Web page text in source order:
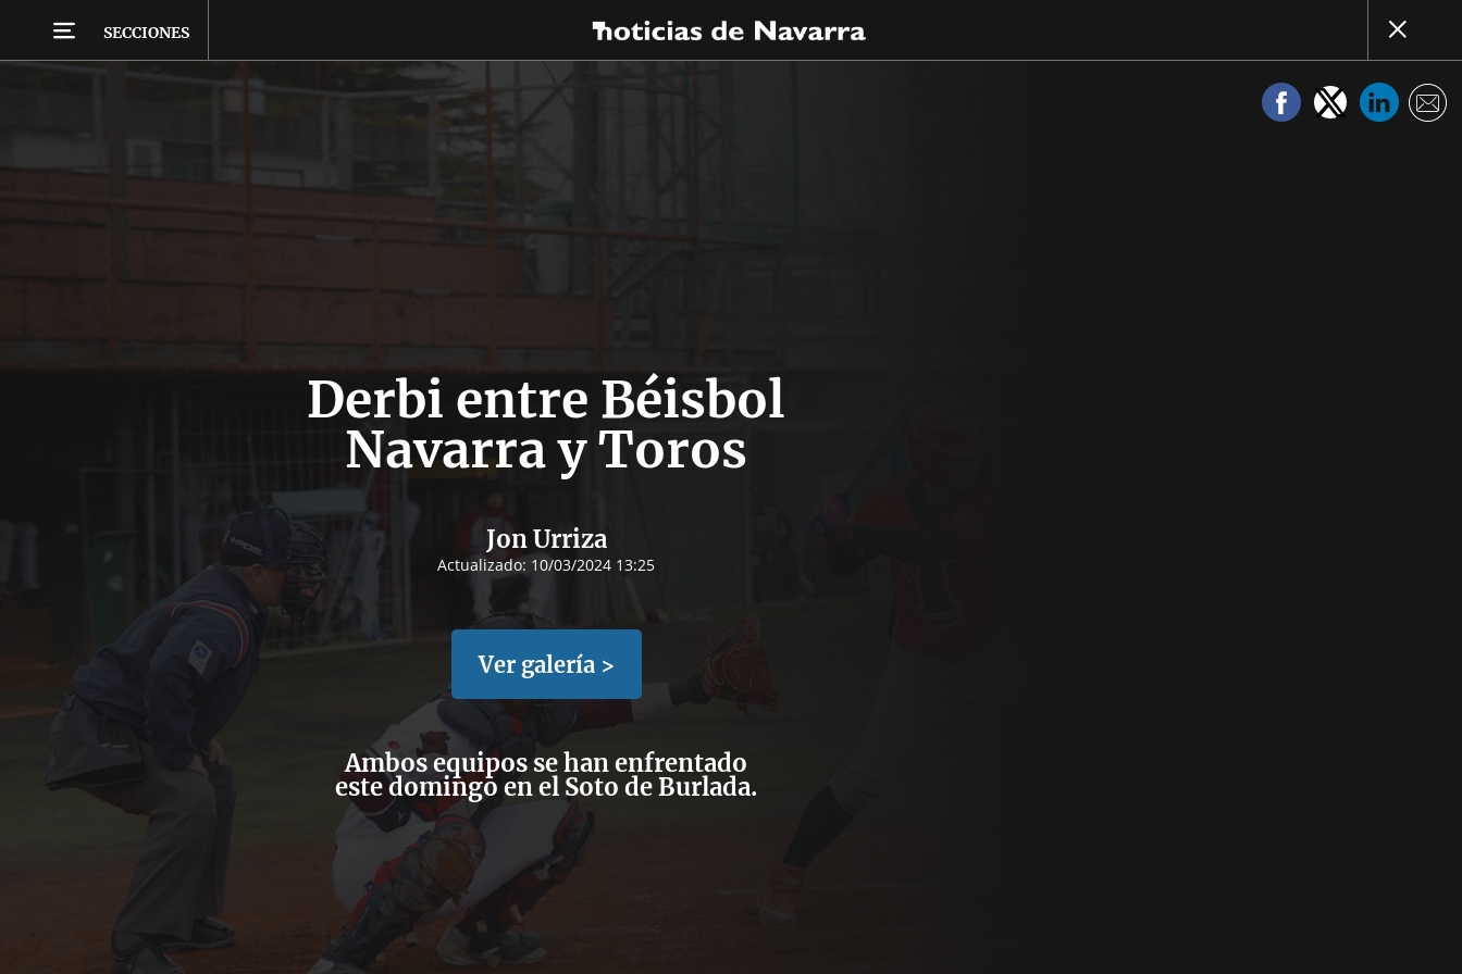
SECCIONES
Derbi entre Béisbol
Navarra y Toros
Jon Urriza
Actualizado: 10/03/2024 13:25
Ver galería >
Ambos equipos se han enfrentado
este domingo en el Soto de Burlada.